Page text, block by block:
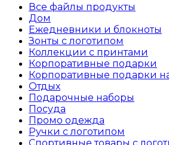
Все файлы продукты
Дом
Ежедневники и блокноты
Зонты с логотипом
Коллекции с принтами
Корпоративные подарки
Корпоративные подарки
Отдых
Подарочные наборы
Посуда
Промо одежда
Ручки с логотипом